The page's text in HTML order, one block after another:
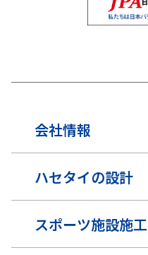
会社情報
ハセタイの設計
スポーツ施設施工